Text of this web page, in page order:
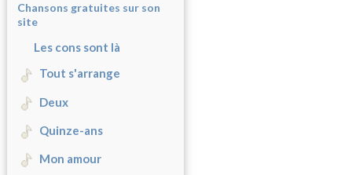
Chansons gratuites sur son
site
Les cons sont là
Tout s'arrange
Deux
Quinze-ans
Mon amour